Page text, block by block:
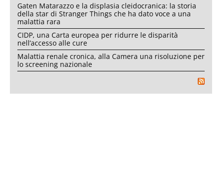
Gaten Matarazzo e la displasia cleidocranica: la storia
della star di Stranger Things che ha dato voce a una
malattia rara
CIDP, una Carta europea per ridurre le disparità
nell’accesso alle cure
Malattia renale cronica, alla Camera una risoluzione per
lo screening nazionale